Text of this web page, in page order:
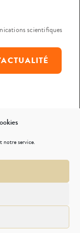
notre service.
scientifiques